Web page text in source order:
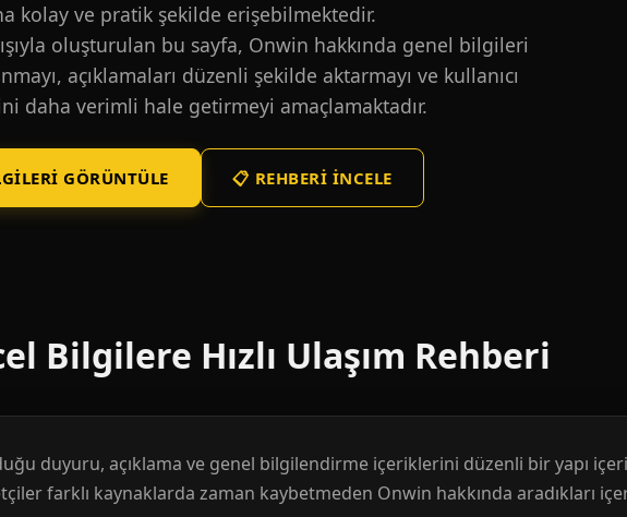
kolay ve pratik şekilde erişebilmektedir.
oluşturulan bu sayfa, Onwin hakkında genel bilgileri
açıklamaları düzenli şekilde aktarmayı ve kullanıcı
daha verimli hale getirmeyi amaçlamaktadır.
GÖRÜNTÜLE 📋 REHBERI İNCELE
Bilgilere Hızlı Ulaşım Rehberi
duyuru, açıklama ve genel bilgilendirme içeriklerini düzenli bir yapı
farklı kaynaklarda zaman kaybetmeden Onwin hakkında aradıkları